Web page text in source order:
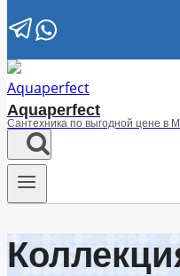
Aquaperfect
Сантехника по выгодной цене в